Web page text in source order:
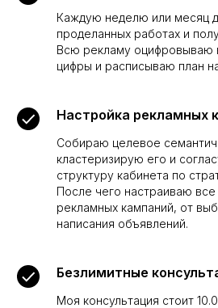
Каждую неделю или месяц
проделанных работах и
Всю рекламу оцифровываю
цифры и расписываю план
Настройка рекламных
Собираю целевое
кластеризирую его и
структуру кабинета по
После чего настраиваю
рекламных кампаний, от
написания объявлений.
Безлимитные
Моя консультация стоит
подписчиков
ИП Истомин Антон Дмитриевич
ИНН 667014854585
+7 (912) 235-08-
Политика
Частный директолог в